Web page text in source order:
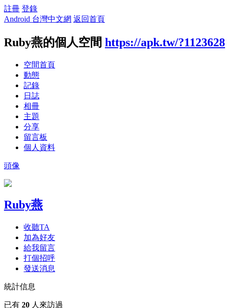
註冊 登錄
Android 台灣中文網 返回首頁
Ruby燕的個人空間 https://apk.tw/?1123628
空間首頁
動態
記錄
日誌
相冊
主題
分享
留言板
個人資料
頭像
Ruby燕
收聽TA
加為好友
給我留言
打個招呼
發送消息
統計信息
已有 20 人來訪過